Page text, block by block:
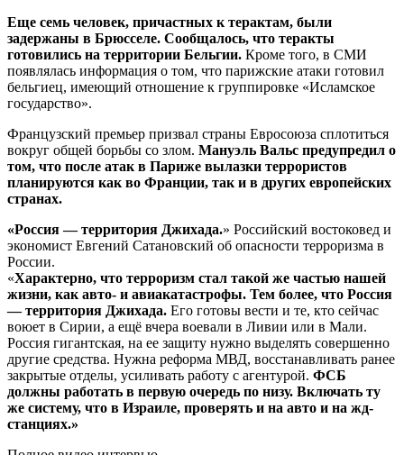
Еще семь человек, причастных к терактам, были
задержаны в Брюсселе. Сообщалось, что теракты
готовились на территории Бельгии. Кроме того, в СМИ
появлялась информация о том, что парижские атаки готовил
бельгиец, имеющий отношение к группировке «Исламское
государство».
Французский премьер призвал страны Евросоюза сплотиться
вокруг общей борьбы со злом. Мануэль Вальс предупредил о
том, что после атак в Париже вылазки террористов
планируются как во Франции, так и в других европейских
странах.
«Россия — территория Джихада.» Российский востоковед и
экономист Евгений Сатановский об опасности терроризма в
России.
«Характерно, что терроризм стал такой же частью нашей
жизни, как авто- и авиакатастрофы. Тем более, что Россия
— территория Джихада. Его готовы вести и те, кто сейчас
воюет в Сирии, а ещё вчера воевали в Ливии или в Мали.
Россия гигантская, на ее защиту нужно выделять совершенно
другие средства. Нужна реформа МВД, восстанавливать ранее
закрытые отделы, усиливать работу с агентурой. ФСБ
должны работать в первую очередь по низу. Включать ту
же систему, что в Израиле, проверять и на авто и на жд-
станциях.»